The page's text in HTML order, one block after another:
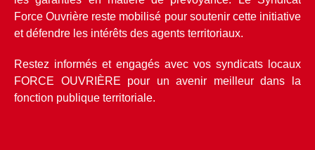
Force Ouvrière reste mobilisé pour soutenir cette initiative
et défendre les intérêts des agents territoriaux.
Restez informés et engagés avec vos syndicats locaux
FORCE OUVRIÈRE pour un avenir meilleur dans la
fonction publique territoriale.